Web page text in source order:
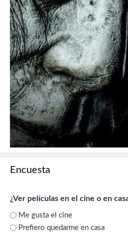
Encuesta
¿Ver películas en el cine o en
Me gusta el cine
Prefiero quedarme en casa